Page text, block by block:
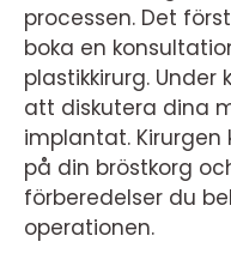
processen. Det
boka en
plastikkirurg.
att diskutera dina
implantat.
på din bröstkorg
förberedelser du
operationen.